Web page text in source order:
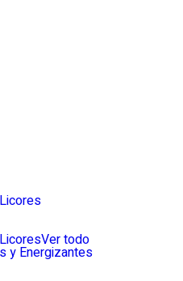
Ver todo
y Energizantes